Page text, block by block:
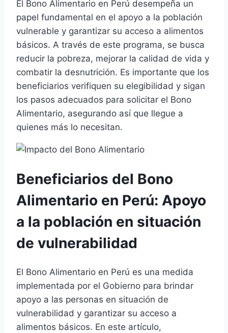
El Bono Alimentario en Perú desempeña un
papel fundamental en el apoyo a la población
vulnerable y garantizar su acceso a alimentos
básicos. A través de este programa, se busca
reducir la pobreza, mejorar la calidad de vida y
combatir la desnutrición. Es importante que los
beneficiarios verifiquen su elegibilidad y sigan
los pasos adecuados para solicitar el Bono
Alimentario, asegurando así que llegue a
quienes más lo necesitan.
Beneficiarios del Bono
Alimentario en Perú: Apoyo
a la población en situación
de vulnerabilidad
El Bono Alimentario en Perú es una medida
implementada por el Gobierno para brindar
apoyo a las personas en situación de
vulnerabilidad y garantizar su acceso a
alimentos básicos. En este artículo,